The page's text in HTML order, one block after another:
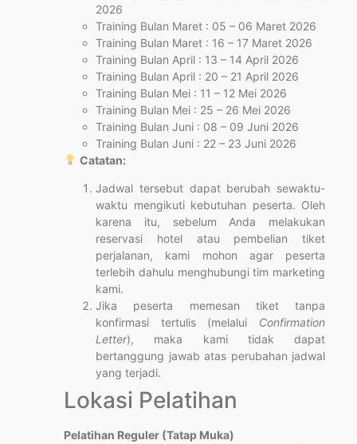
2026
Training Bulan Maret : 05 – 06 Maret 2026
Training Bulan Maret : 16 – 17 Maret 2026
Training Bulan April : 13 – 14 April 2026
Training Bulan April : 20 – 21 April 2026
Training Bulan Mei : 11 – 12 Mei 2026
Training Bulan Mei : 25 – 26 Mei 2026
Training Bulan Juni : 08 – 09 Juni 2026
Training Bulan Juni : 22 – 23 Juni 2026
Catatan:
Jadwal tersebut dapat berubah sewaktu-
waktu mengikuti kebutuhan peserta. Oleh
karena itu, sebelum Anda melakukan
reservasi hotel atau pembelian tiket
perjalanan, kami mohon agar peserta
terlebih dahulu menghubungi tim marketing
kami.
Jika peserta memesan tiket tanpa
konfirmasi tertulis (melalui Confirmation
Letter), maka kami tidak dapat
bertanggung jawab atas perubahan jadwal
yang terjadi.
Lokasi Pelatihan
Pelatihan Reguler (Tatap Muka)